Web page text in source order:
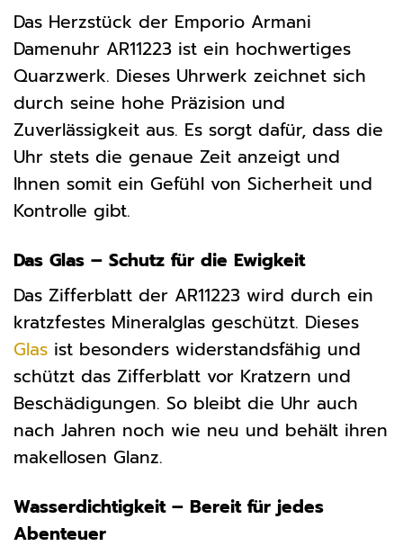
Das Herzstück der Emporio Armani
Damenuhr AR11223 ist ein hochwertiges
Quarzwerk. Dieses Uhrwerk zeichnet sich
durch seine hohe Präzision und
Zuverlässigkeit aus. Es sorgt dafür, dass die
Uhr stets die genaue Zeit anzeigt und
Ihnen somit ein Gefühl von Sicherheit und
Kontrolle gibt.
Das Glas – Schutz für die Ewigkeit
Das Zifferblatt der AR11223 wird durch ein
kratzfestes Mineralglas geschützt. Dieses
Glas ist besonders widerstandsfähig und
schützt das Zifferblatt vor Kratzern und
Beschädigungen. So bleibt die Uhr auch
nach Jahren noch wie neu und behält ihren
makellosen Glanz.
Wasserdichtigkeit – Bereit für jedes
Abenteuer